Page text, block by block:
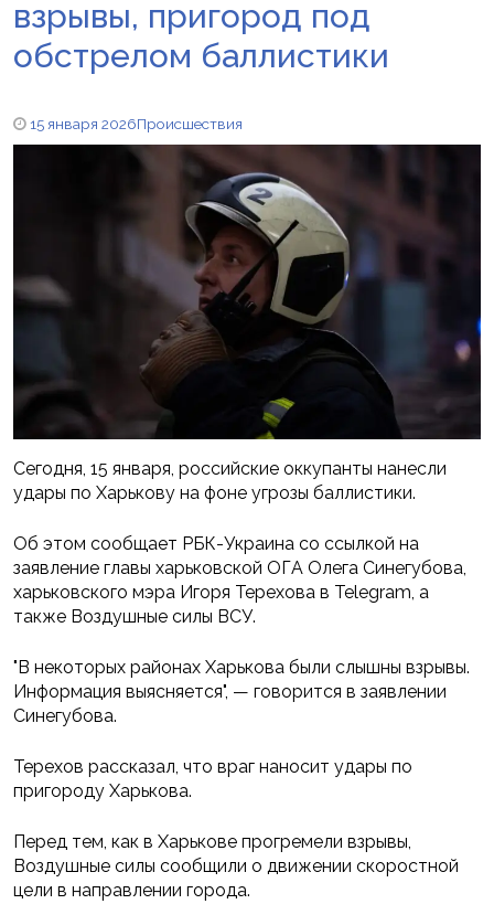
взрывы, пригород под
обстрелом баллистики
15 января 2026Происшествия
Сегодня, 15 января, российские оккупанты нанесли
удары по Харькову на фоне угрозы баллистики.
Об этом сообщает РБК-Украина со ссылкой на
заявление главы харьковской ОГА Олега Синегубова,
харьковского мэра Игоря Терехова в Telegram, а
также Воздушные силы ВСУ.
"В некоторых районах Харькова были слышны взрывы.
Информация выясняется", — говорится в заявлении
Синегубова.
Терехов рассказал, что враг наносит удары по
пригороду Харькова.
Перед тем, как в Харькове прогремели взрывы,
Воздушные силы сообщили о движении скоростной
цели в направлении города.